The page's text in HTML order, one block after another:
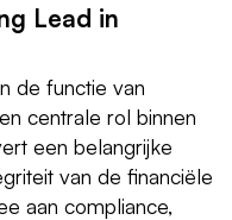
Lead in
de functie van
centrale rol binnen
een belangrijke
van de financiële
aan compliance,